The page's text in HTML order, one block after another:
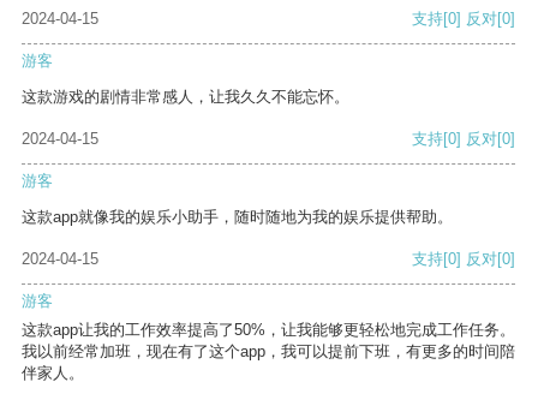
2024-04-15
支持[0] 反对[0]
游客
这款游戏的剧情非常感人，让我久久不能忘怀。
2024-04-15 支持[0] 反对[0]
游客
这款app就像我的娱乐小助手，随时随地为我的娱乐提供帮助。
2024-04-15 支持[0] 反对[0]
游客
这款app让我的工作效率提高了50%，让我能够更轻松地完成工作任务。
我以前经常加班，现在有了这个app，我可以提前下班，有更多的时间陪
伴家人。